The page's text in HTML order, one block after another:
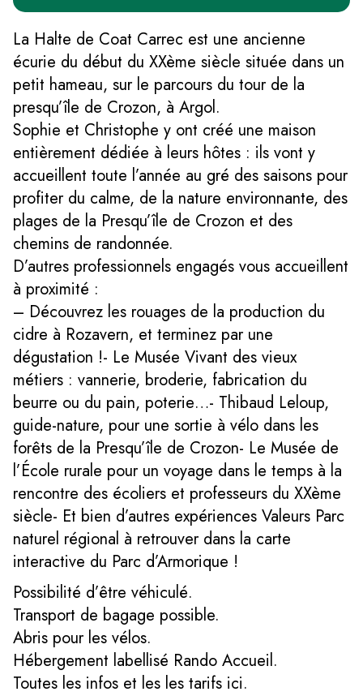
La Halte de Coat Carrec est une ancienne
écurie du début du XXème siècle située dans un
petit hameau, sur le parcours du tour de la
presqu’île de Crozon, à Argol.
Sophie et Christophe y ont créé une maison
entièrement dédiée à leurs hôtes : ils vont y
accueillent toute l’année au gré des saisons pour
profiter du calme, de la nature environnante, des
plages de la Presqu’île de Crozon et des
chemins de randonnée.
D’autres professionnels engagés vous accueillent
à proximité :
– Découvrez les rouages de la production du
cidre à Rozavern, et terminez par une
dégustation !- Le Musée Vivant des vieux
métiers : vannerie, broderie, fabrication du
beurre ou du pain, poterie…- Thibaud Leloup,
guide-nature, pour une sortie à vélo dans les
forêts de la Presqu’île de Crozon- Le Musée de
l’École rurale pour un voyage dans le temps à la
rencontre des écoliers et professeurs du XXème
siècle- Et bien d’autres expériences Valeurs Parc
naturel régional à retrouver dans la carte
interactive du Parc d’Armorique !
Possibilité d’être véhiculé.
Transport de bagage possible.
Abris pour les vélos.
Hébergement labellisé Rando Accueil.
Toutes les infos et les les tarifs ici.